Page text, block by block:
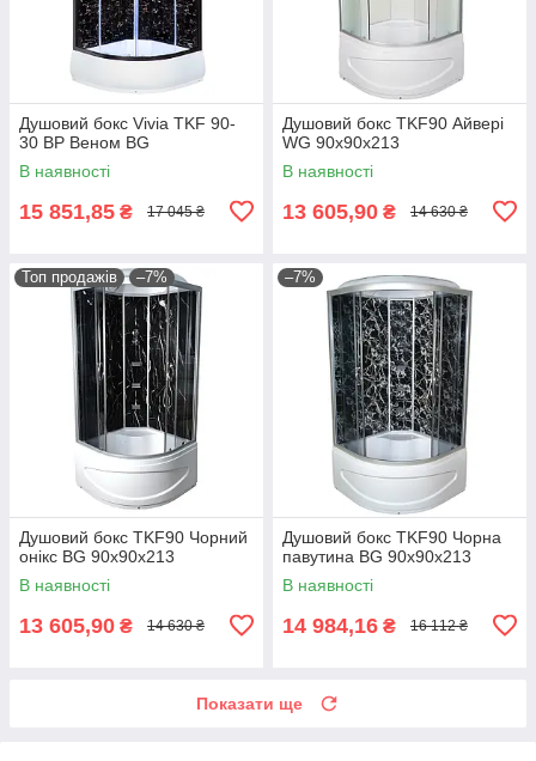
Душовий бокс Vivia TKF 90-
30 BP Веном BG
В наявності
15 851,85 ₴ 17 045 ₴
Душовий бокс TKF90 Айвері
WG 90x90x213
В наявності
13 605,90 ₴ 14 630 ₴
Топ продажів –7%
Душовий бокс TKF90 Чорний
онікс BG 90x90x213
В наявності
13 605,90 ₴ 14 630 ₴
–7%
Душовий бокс TKF90 Чорна
павутина BG 90x90x213
В наявності
14 984,16 ₴ 16 112 ₴
Показати ще